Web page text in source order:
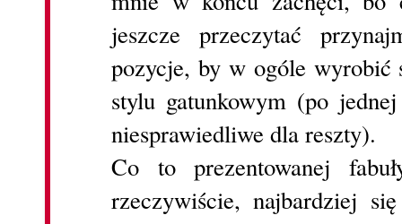
jeszcze przeczytać
pozycje, by w ogóle wyrobić
stylu gatunkowym (po
niesprawiedliwe dla reszty).
Co to prezentowanej
rzeczywiście, najbardziej